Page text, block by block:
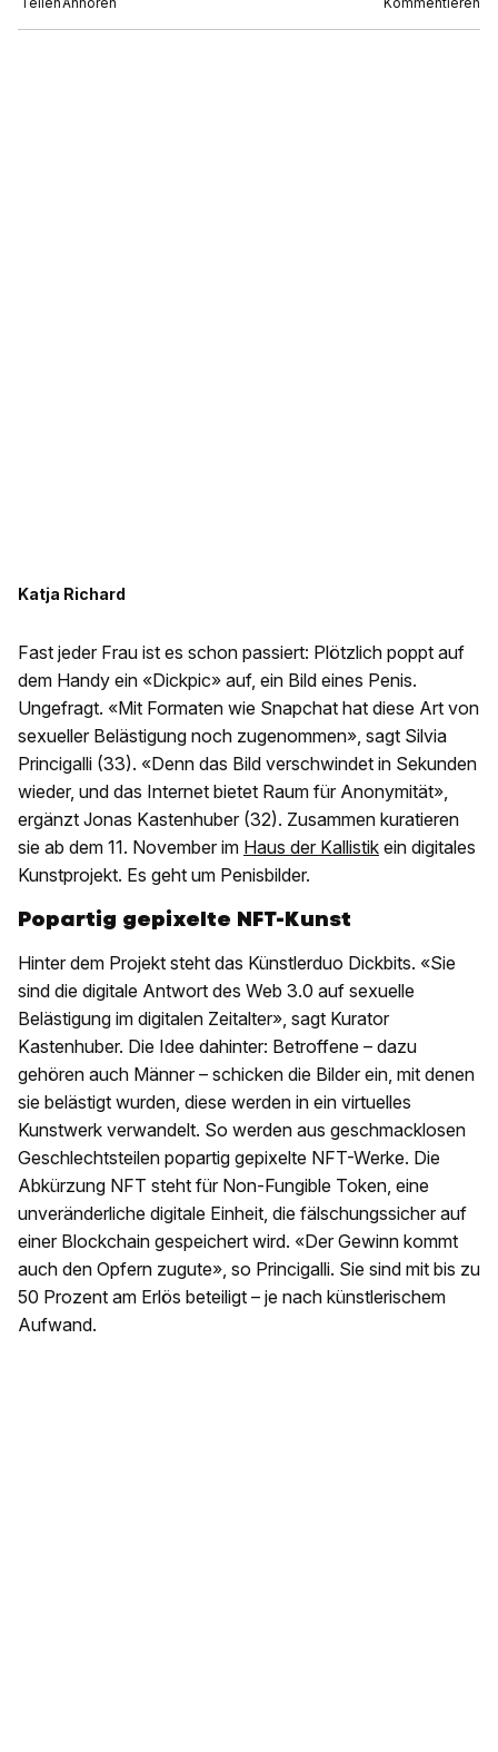
Katja Richard
Fast jeder Frau ist es schon passiert: Plötzlich poppt auf
dem Handy ein «Dickpic» auf, ein Bild eines Penis.
Ungefragt. «Mit Formaten wie Snapchat hat diese Art von
sexueller Belästigung noch zugenommen», sagt Silvia
Princigalli (33). «Denn das Bild verschwindet in Sekunden
wieder, und das Internet bietet Raum für Anonymität»,
ergänzt Jonas Kastenhuber (32). Zusammen kuratieren
sie ab dem 11. November im Haus der Kallistik ein digitales
Kunstprojekt. Es geht um Penisbilder.
Popartig gepixelte NFT-Kunst
Hinter dem Projekt steht das Künstlerduo Dickbits. «Sie
sind die digitale Antwort des Web 3.0 auf sexuelle
Belästigung im digitalen Zeitalter», sagt Kurator
Kastenhuber. Die Idee dahinter: Betroffene – dazu
gehören auch Männer – schicken die Bilder ein, mit denen
sie belästigt wurden, diese werden in ein virtuelles
Kunstwerk verwandelt. So werden aus geschmacklosen
Geschlechtsteilen popartig gepixelte NFT-Werke. Die
Abkürzung NFT steht für Non-Fungible Token, eine
unveränderliche digitale Einheit, die fälschungssicher auf
einer Blockchain gespeichert wird. «Der Gewinn kommt
auch den Opfern zugute», so Princigalli. Sie sind mit bis zu
50 Prozent am Erlös beteiligt – je nach künstlerischem
Aufwand.